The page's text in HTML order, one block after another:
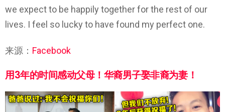
we expect to be happily together for the rest of our
lives. I feel so lucky to have found my perfect one.
来源： Facebook
用3年的时间感动父母！华裔男子娶非裔为妻！